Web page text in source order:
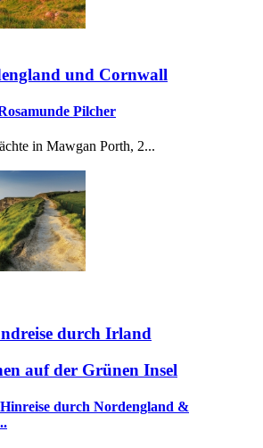
und Cornwall
Pilcher
in Mawgan Porth, 2...
durch Irland
auf der Grünen Insel
durch Nordengland &